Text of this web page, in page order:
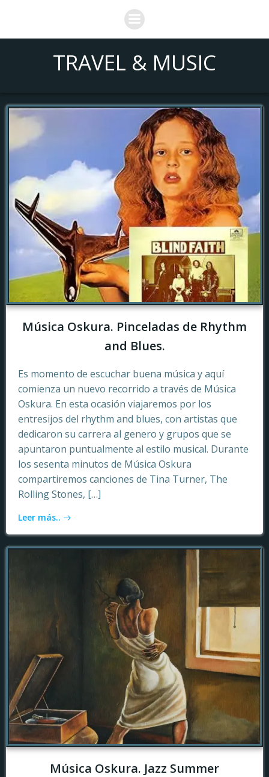
Saltar
al
contenido
TRAVEL & MUSIC
Música Oskura. Pinceladas de Rhythm
and Blues.
Es momento de escuchar buena música y aquí
comienza un nuevo recorrido a través de Música
Oskura. En esta ocasión viajaremos por los
entresijos del rhythm and blues, con artistas que
dedicaron su carrera al genero y grupos que se
apuntaron puntualmente al estilo musical. Durante
los sesenta minutos de Música Oskura
compartiremos canciones de Tina Turner, The
Rolling Stones, […]
Leer más..
Música Oskura. Jazz Summer